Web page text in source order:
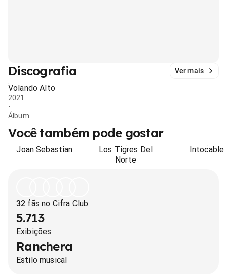
Discografia Ver mais
Volando Alto
2021
•
Álbum
Você também pode gostar
Joan Sebastian
Los Tigres Del
Norte
Intocable
32 fãs no Cifra Club
5.713
Exibições
Ranchera
Estilo musical